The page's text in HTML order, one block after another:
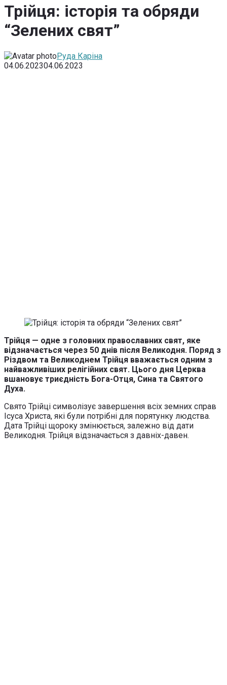
Трійця: історія та обряди
“Зелених свят”
Руда Каріна
04.06.202304.06.2023
Трійця — одне з головних православних свят, яке
відзначається через 50 днів після Великодня. Поряд з
Різдвом та Великоднем Трійця вважається одним з
найважливіших релігійних свят. Цього дня Церква
вшановує триєдність Бога-Отця, Сина та Святого
Духа.
Свято Трійці символізує завершення всіх земних справ
Ісуса Христа, які були потрібні для порятунку людства.
Дата Трійці щороку змінюється, залежно від дати
Великодня. Трійця відзначається з давніх-давен.